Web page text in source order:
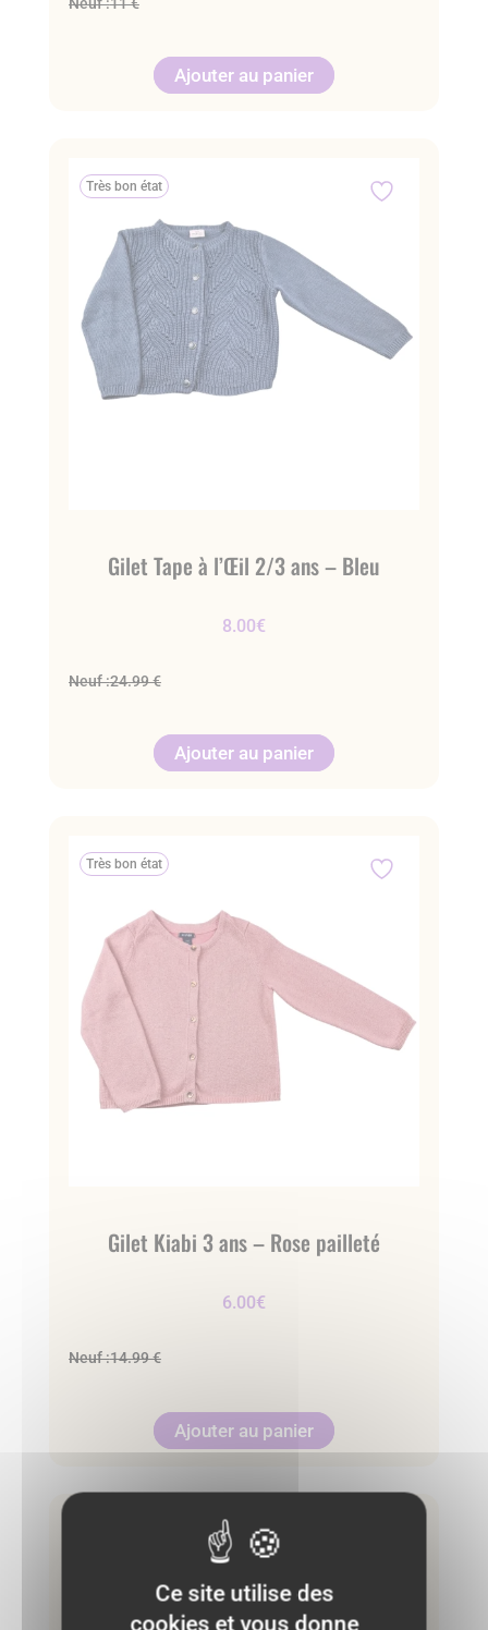
Ajouter au panier
Très bon état
Gilet Tape à l’Œil 2/3 ans – Bleu
8.00€
Neuf :24.99 €
Ajouter au panier
Très bon état
Gilet Kiabi 3 ans – Rose pailleté
6.00€
Neuf :14.99 €
Ajouter au panier
Ce site utilise des
cookies et vous donne